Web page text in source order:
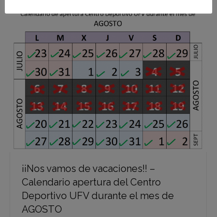
¡¡Nos vamos de vacaciones!! –
Calendario apertura del Centro
Deportivo UFV durante el mes de
AGOSTO